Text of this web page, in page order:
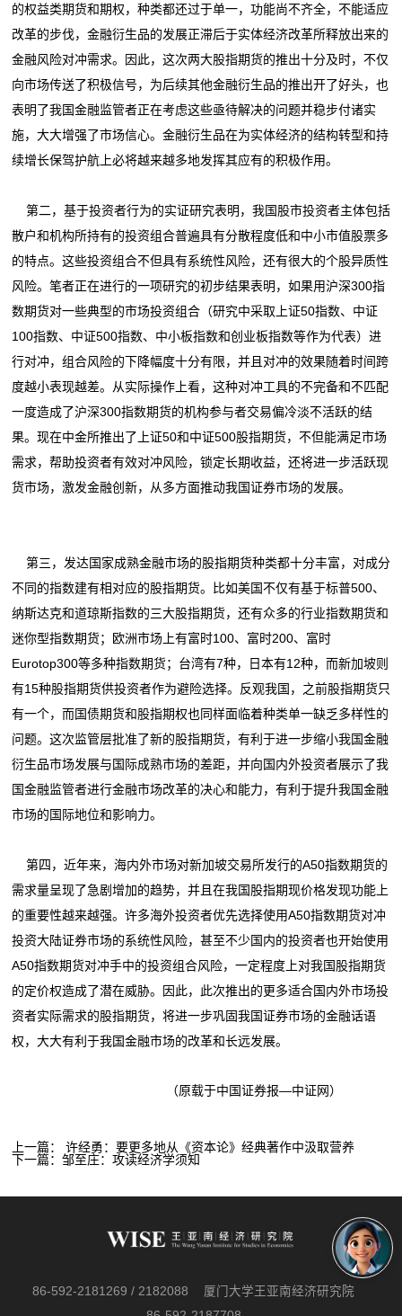
的权益类期货和期权，种类都还过于单一，功能尚不齐全，不能适应
改革的步伐，金融衍生品的发展正滞后于实体经济改革所释放出来的
金融风险对冲需求。因此，这次两大股指期货的推出十分及时，不仅
向市场传送了积极信号，为后续其他金融衍生品的推出开了好头，也
表明了我国金融监管者正在考虑这些亟待解决的问题并稳步付诸实
施，大大增强了市场信心。金融衍生品在为实体经济的结构转型和持
续增长保驾护航上必将越来越多地发挥其应有的积极作用。
第二，基于投资者行为的实证研究表明，我国股市投资者主体包括
散户和机构所持有的投资组合普遍具有分散程度低和中小市值股票多
的特点。这些投资组合不但具有系统性风险，还有很大的个股异质性
风险。笔者正在进行的一项研究的初步结果表明，如果用沪深300指
数期货对一些典型的市场投资组合（研究中采取上证50指数、中证
100指数、中证500指数、中小板指数和创业板指数等作为代表）进
行对冲，组合风险的下降幅度十分有限，并且对冲的效果随着时间跨
度越小表现越差。从实际操作上看，这种对冲工具的不完备和不匹配
一度造成了沪深300指数期货的机构参与者交易偏冷淡不活跃的结
果。现在中金所推出了上证50和中证500股指期货，不但能满足市场
需求，帮助投资者有效对冲风险，锁定长期收益，还将进一步活跃现
货市场，激发金融创新，从多方面推动我国证券市场的发展。
第三，发达国家成熟金融市场的股指期货种类都十分丰富，对成分
不同的指数建有相对应的股指期货。比如美国不仅有基于标普500、
纳斯达克和道琼斯指数的三大股指期货，还有众多的行业指数期货和
迷你型指数期货；欧洲市场上有富时100、富时200、富时
Eurotop300等多种指数期货；台湾有7种，日本有12种，而新加坡则
有15种股指期货供投资者作为避险选择。反观我国，之前股指期货只
有一个，而国债期货和股指期权也同样面临着种类单一缺乏多样性的
问题。这次监管层批准了新的股指期货，有利于进一步缩小我国金融
衍生品市场发展与国际成熟市场的差距，并向国内外投资者展示了我
国金融监管者进行金融市场改革的决心和能力，有利于提升我国金融
市场的国际地位和影响力。
第四，近年来，海内外市场对新加坡交易所发行的A50指数期货的
需求量呈现了急剧增加的趋势，并且在我国股指期现价格发现功能上
的重要性越来越强。许多海外投资者优先选择使用A50指数期货对冲
投资大陆证券市场的系统性风险，甚至不少国内的投资者也开始使用
A50指数期货对冲手中的投资组合风险，一定程度上对我国股指期货
的定价权造成了潜在威胁。因此，此次推出的更多适合国内外市场投
资者实际需求的股指期货，将进一步巩固我国证券市场的金融话语
权，大大有利于我国金融市场的改革和长远发展。
（原载于中国证券报—中证网）
上一篇： 许经勇：要更多地从《资本论》经典著作中汲取营养
下一篇： 邹至庄：攻读经济学须知
86-592-2181269 / 2182088
厦门大学王亚南经济研究院